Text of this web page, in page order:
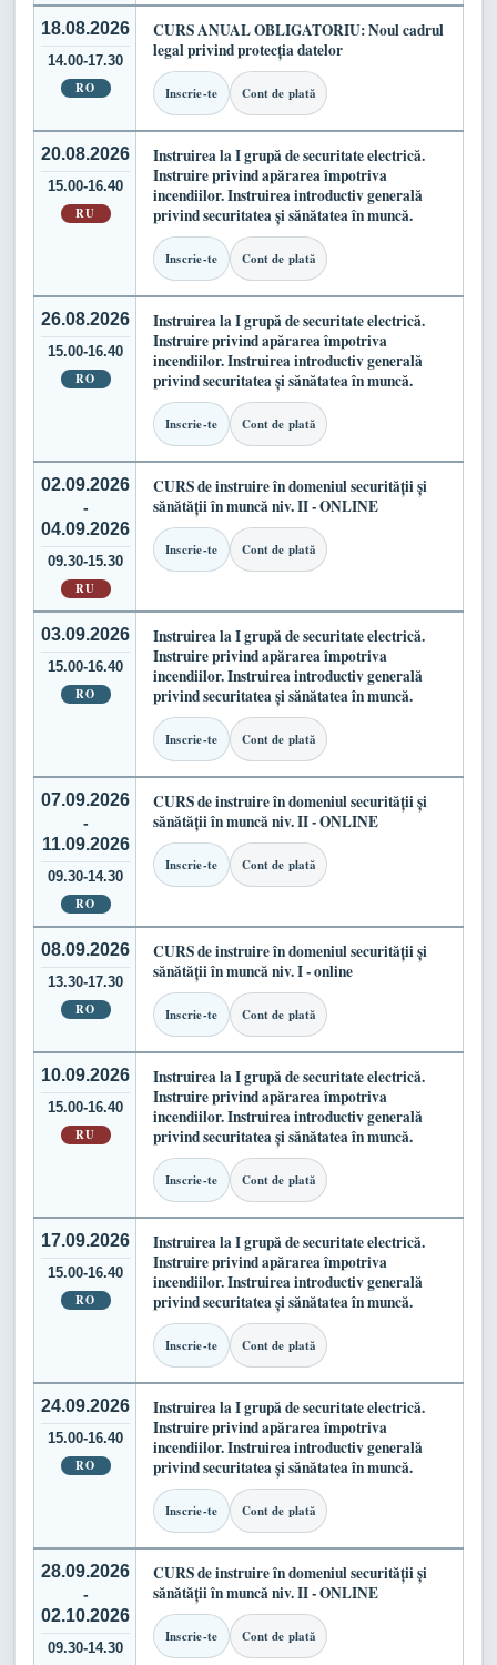
18.08.2026
14.00-17.30
RO
CURS ANUAL OBLIGATORIU: Noul cadrul
legal privind protecția datelor
Inscrie-te Cont de plată
20.08.2026
15.00-16.40
RU
Instruirea la I grupă de securitate electrică.
Instruire privind apărarea împotriva
incendiilor. Instruirea introductiv generală
privind securitatea și sănătatea în muncă.
Inscrie-te Cont de plată
26.08.2026
15.00-16.40
RO
Instruirea la I grupă de securitate electrică.
Instruire privind apărarea împotriva
incendiilor. Instruirea introductiv generală
privind securitatea și sănătatea în muncă.
Inscrie-te Cont de plată
02.09.2026
-
04.09.2026
09.30-15.30
RU
CURS de instruire în domeniul securității și
sănătății în muncă niv. II - ONLINE
Inscrie-te Cont de plată
03.09.2026
15.00-16.40
RO
Instruirea la I grupă de securitate electrică.
Instruire privind apărarea împotriva
incendiilor. Instruirea introductiv generală
privind securitatea și sănătatea în muncă.
Inscrie-te Cont de plată
07.09.2026
-
11.09.2026
09.30-14.30
RO
CURS de instruire în domeniul securității și
sănătății în muncă niv. II - ONLINE
Inscrie-te Cont de plată
08.09.2026
13.30-17.30
RO
CURS de instruire în domeniul securității și
sănătății în muncă niv. I - online
Inscrie-te Cont de plată
10.09.2026
15.00-16.40
RU
Instruirea la I grupă de securitate electrică.
Instruire privind apărarea împotriva
incendiilor. Instruirea introductiv generală
privind securitatea și sănătatea în muncă.
Inscrie-te Cont de plată
17.09.2026
15.00-16.40
RO
Instruirea la I grupă de securitate electrică.
Instruire privind apărarea împotriva
incendiilor. Instruirea introductiv generală
privind securitatea și sănătatea în muncă.
Inscrie-te Cont de plată
24.09.2026
15.00-16.40
RO
Instruirea la I grupă de securitate electrică.
Instruire privind apărarea împotriva
incendiilor. Instruirea introductiv generală
privind securitatea și sănătatea în muncă.
Inscrie-te Cont de plată
28.09.2026
-
02.10.2026
09.30-14.30
CURS de instruire în domeniul securității și
sănătății în muncă niv. II - ONLINE
Inscrie-te Cont de plată